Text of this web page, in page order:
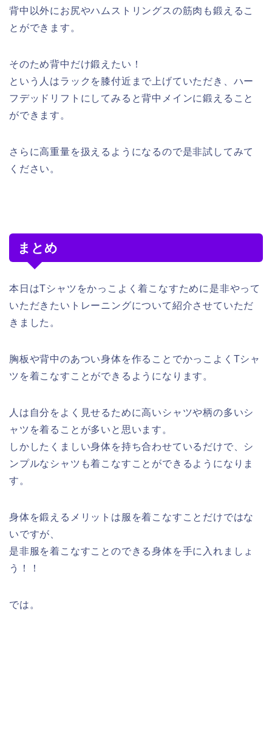
背中以外にお尻やハムストリングスの筋肉も鍛えるこ
とができます。
そのため背中だけ鍛えたい！
という人はラックを膝付近まで上げていただき、ハー
フデッドリフトにしてみると背中メインに鍛えること
ができます。
さらに高重量を扱えるようになるので是非試してみて
ください。
まとめ
本日はTシャツをかっこよく着こなすために是非やって
いただきたいトレーニングについて紹介させていただ
きました。
胸板や背中のあつい身体を作ることでかっこよくTシャ
ツを着こなすことができるようになります。
人は自分をよく見せるために高いシャツや柄の多いシ
ャツを着ることが多いと思います。
しかしたくましい身体を持ち合わせているだけで、シ
ンプルなシャツも着こなすことができるようになりま
す。
身体を鍛えるメリットは服を着こなすことだけではな
いですが、
是非服を着こなすことのできる身体を手に入れましょ
う！！
では。